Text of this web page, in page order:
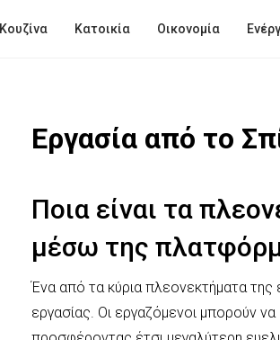
Κουζίνα Κατοικία Οικονομία
Εργασία από το
Ποια είναι τα
μέσω της
Ένα από τα κύρια πλεονεκτήματα της
εργασίας. Οι εργαζόμενοι μπορούν